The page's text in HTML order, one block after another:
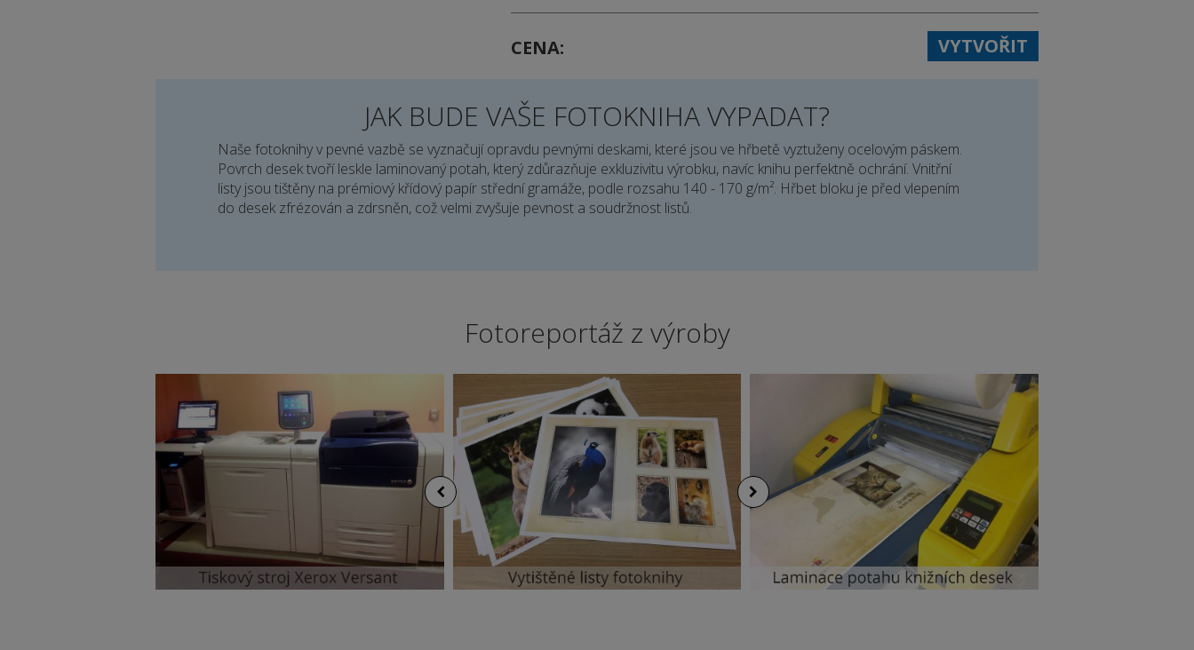
CENA VYTVOŘIT
JAK BUDE VAŠE FOTOKNIHA VYPADAT?
Naše fotoknihy v pevné vazbě se vyznačují opravdu pevnými deskami, které jsou ve hřbetě vyztuženy ocelovým páskem.
Povrch desek tvoří leskle laminovaný potah, který zdůrazňuje exkluzivitu výrobku, navíc knihu perfektně ochrání. Vnitřní
listy jsou tištěny na prémiový křídový papír střední gramáže, podle rozsahu 140 - 170 g/m². Hřbet bloku je před vlepením
do desek zfrézován a zdrsněn, což velmi zvyšuje pevnost a soudržnost listů.
Fotoreportáž z výroby